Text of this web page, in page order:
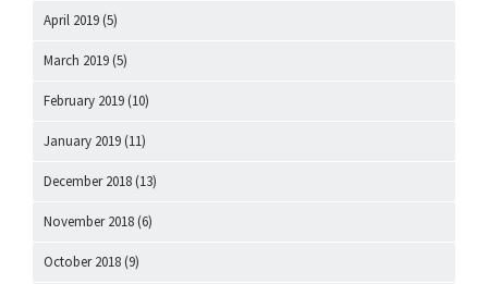
April 2019 (5)
March 2019 (5)
February 2019 (10)
January 2019 (11)
December 2018 (13)
November 2018 (6)
October 2018 (9)